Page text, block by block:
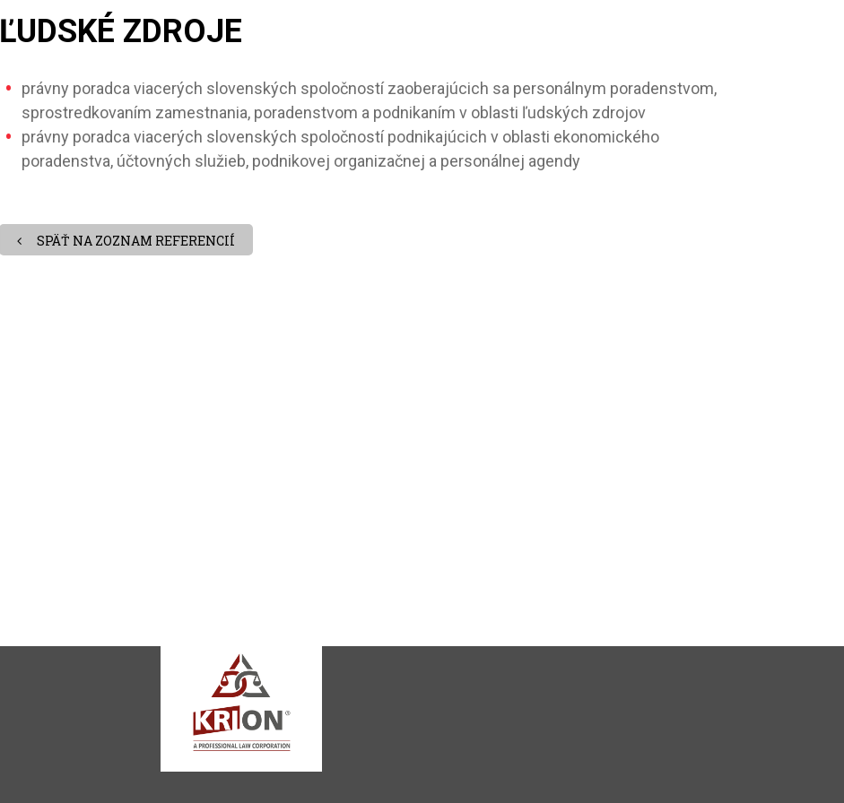
ĽUDSKÉ ZDROJE
právny poradca viacerých slovenských spoločností zaoberajúcich sa personálnym poradenstvom,
sprostredkovaním zamestnania, poradenstvom a podnikaním v oblasti ľudských zdrojov
právny poradca viacerých slovenských spoločností podnikajúcich v oblasti ekonomického
poradenstva, účtovných služieb, podnikovej organizačnej a personálnej agendy
SPÄŤ NA ZOZNAM REFERENCIÍ